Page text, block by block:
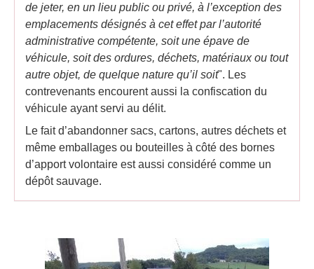
de jeter, en un lieu public ou privé, à l’exception des
emplacements désignés à cet effet par l’autorité
administrative compétente, soit une épave de
véhicule, soit des ordures, déchets, matériaux ou tout
autre objet, de quelque nature qu’il soit". Les
contrevenants encourent aussi la confiscation du
véhicule ayant servi au délit.
Le fait d’abandonner sacs, cartons, autres déchets et
même emballages ou bouteilles à côté des bornes
d’apport volontaire est aussi considéré comme un
dépôt sauvage.